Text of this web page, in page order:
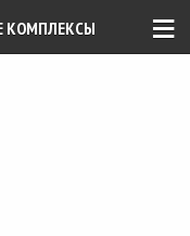
≡
КОМПЛЕКСЫ